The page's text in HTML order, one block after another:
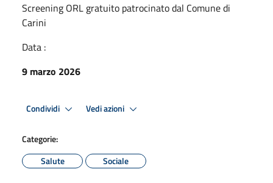
Screening ORL gratuito patrocinato dal Comune di
Carini
Data :
9 marzo 2026
Condividi Vedi azioni
Categorie:
Salute
Sociale